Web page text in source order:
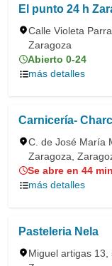
El punto 24 h
Calle Violeta
Zaragoza
Abierto 0-24
más detalles
Carnicería-
C. de José María
Zaragoza,
Se abre en 44
más detalles
Pasteleria Nela
Miguel artigas 13,